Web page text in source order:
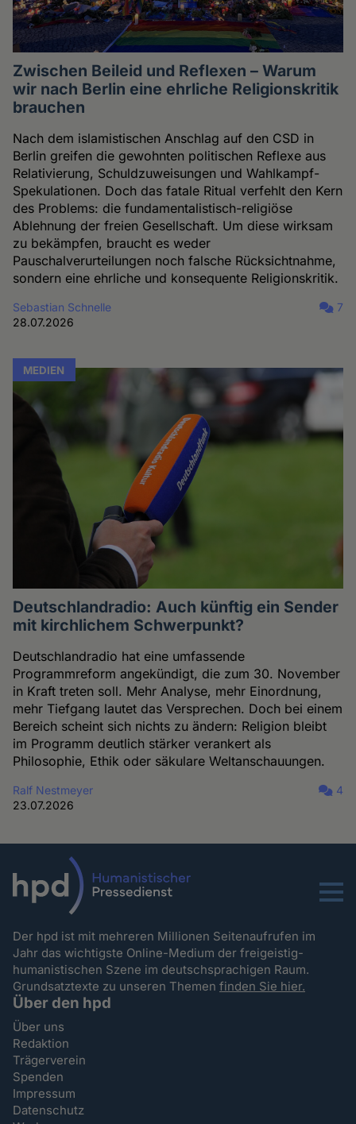
Zwischen Beileid und Reflexen – Warum
wir nach Berlin eine ehrliche Religionskritik
brauchen
Nach dem islamistischen Anschlag auf den CSD in
Berlin greifen die gewohnten politischen Reflexe aus
Relativierung, Schuldzuweisungen und Wahlkampf-
Spekulationen. Doch das fatale Ritual verfehlt den Kern
des Problems: die fundamentalistisch-religiöse
Ablehnung der freien Gesellschaft. Um diese wirksam
zu bekämpfen, braucht es weder
Pauschalverurteilungen noch falsche Rücksichtnahme,
sondern eine ehrliche und konsequente Religionskritik.
Sebastian Schnelle
28.07.2026
7
MEDIEN
Deutschlandradio: Auch künftig ein Sender
mit kirchlichem Schwerpunkt?
Deutschlandradio hat eine umfassende
Programmreform angekündigt, die zum 30. November
in Kraft treten soll. Mehr Analyse, mehr Einordnung,
mehr Tiefgang lautet das Versprechen. Doch bei einem
Bereich scheint sich nichts zu ändern: Religion bleibt
im Programm deutlich stärker verankert als
Philosophie, Ethik oder säkulare Weltanschauungen.
Ralf Nestmeyer
23.07.2026
4
Menu
Der hpd ist mit mehreren Millionen Seitenaufrufen im
Jahr das wichtigste Online-Medium der freigeistig-
humanistischen Szene im deutschsprachigen Raum.
Grundsatztexte zu unseren Themenfinden Sie hier.
Über den hpd
Über uns
Redaktion
Trägerverein
Spenden
Impressum
Datenschutz